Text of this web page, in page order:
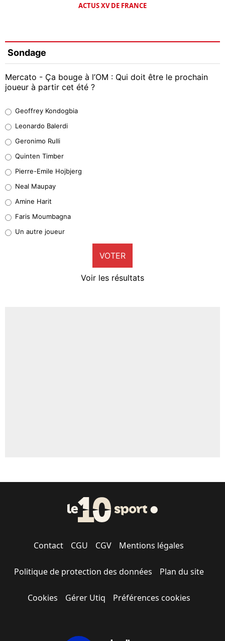
ACTUS XV DE FRANCE
Sondage
Mercato - Ça bouge à l’OM : Qui doit être le prochain
joueur à partir cet été ?
38%
32%
5%
1%
9%
Geoffrey Kondogbia
Leonardo Balerdi
Geronimo Rulli
Quinten Timber
Pierre-Emile Hojbjerg
Neal Maupay
Amine Harit
Faris Moumbagna
Un autre joueur
VOTER
Voir les résultats
Contact CGU CGV Mentions légales
Politique de protection des données Plan du site
Cookies Gérer Utiq Préférences cookies